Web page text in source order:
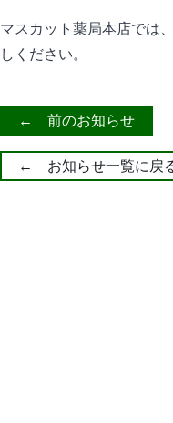
マスカット薬局本店では
しください。
← 前のお知らせ
← お知らせ一覧に戻